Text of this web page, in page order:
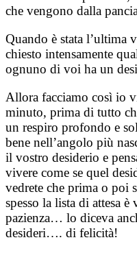
che vengono dalla
Quando è stata l’ultima
chiesto intensamente
ognuno di voi ha un
Allora facciamo così io
minuto, prima di tutto
un respiro profondo e
bene nell’angolo più
il vostro desiderio e
vivere come se quel
vedrete che prima o poi
spesso la lista di attesa è
pazienza… lo diceva
desideri…. di felicità!